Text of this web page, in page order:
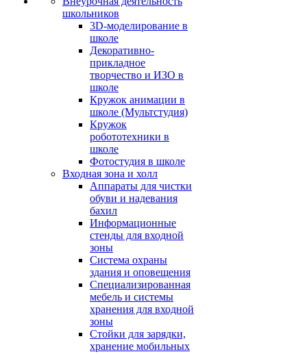
школьников
3D-моделирование в
школе
Декоративно-
прикладное
творчество и ИЗО в
школе
Кружок анимации в
школе (Мультстудия)
Кружок
робототехники в
школе
Фотостудия в школе
Входная зона и холл
Аппараты для чистки
обуви и надевания
бахил
Информационные
стенды для входной
зоны
Система охраны
здания и оповещения
Специализированная
мебель и системы
хранения для входной
зоны
Стойки для зарядки,
хранение мобильных